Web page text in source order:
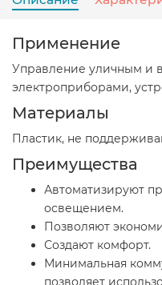
Применение
Управление уличным и
электроприборами,
Материалы
Пластик, не
Преимущества
Автоматизируют
освещением.
Позволяют
Создают комфорт.
Минимальная
позволяет